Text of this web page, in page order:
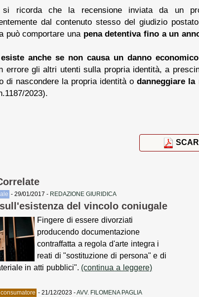
si ricorda che la recensione inviata da un
dal contenuto stesso del giudizio
può comportare una pena detentiva fino a un
anche se non causa un danno
errore gli altri utenti sulla propria identità, a
di nascondere la propria identità odanneggiare
2023).
- 29/01/2017 - REDAZIONE GIURIDICA
del vincolo coniugale
Fingere di essere divorziati
producendo documentazione
contraffatta a regola d'arte integra i
reati di "sostituzione di persona" e di
in atti pubblici". (continua a leggere)
- 21/12/2023 -AVV. FILOMENA PAGLIA